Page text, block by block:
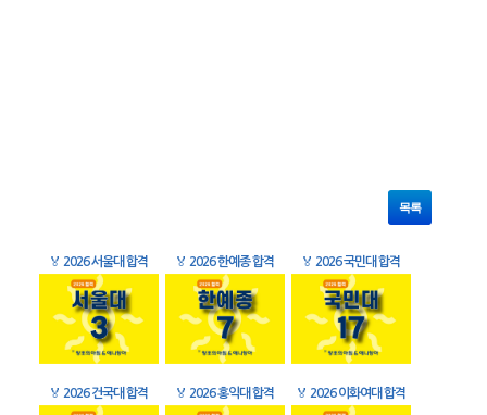
목록
🏅 2026 서울대 합격 🏅 2026 한예종 합격 🏅 2026 국민대 합격
🏅 2026 건국대 합격 🏅 2026 홍익대 합격 🏅 2026 이화여대 합격